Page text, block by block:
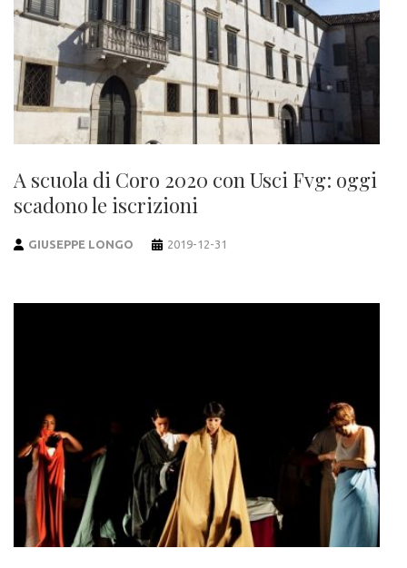
A scuola di Coro 2020 con Usci Fvg: oggi
scadono le iscrizioni
GIUSEPPE LONGO 2019-12-31